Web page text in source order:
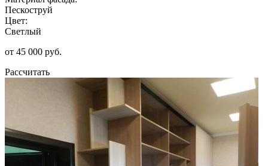
Пескоструй
Цвет:
Светлый
от 45 000 руб.
Рассчитать